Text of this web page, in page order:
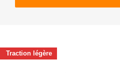
Traction légère